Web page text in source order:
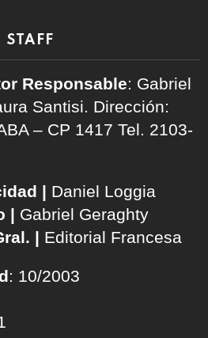
STAFF
Responsable: Gabriel
Santisi. Dirección:
– CP 1417 Tel. 2103-
| Daniel Loggia
| Gabriel Geraghty
| Editorial Francesa
: 10/2003